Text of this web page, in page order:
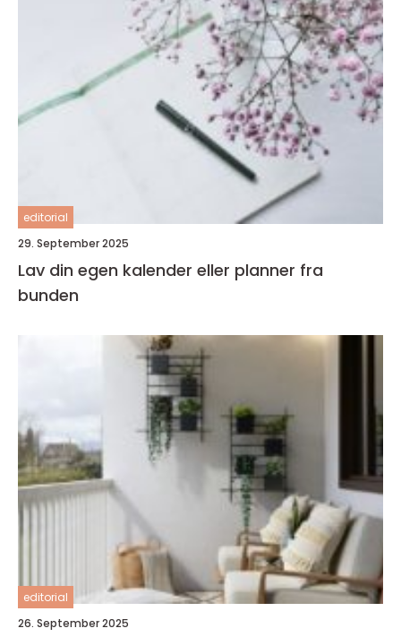
editorial
29. September 2025
Lav din egen kalender eller planner fra
bunden
editorial
26. September 2025